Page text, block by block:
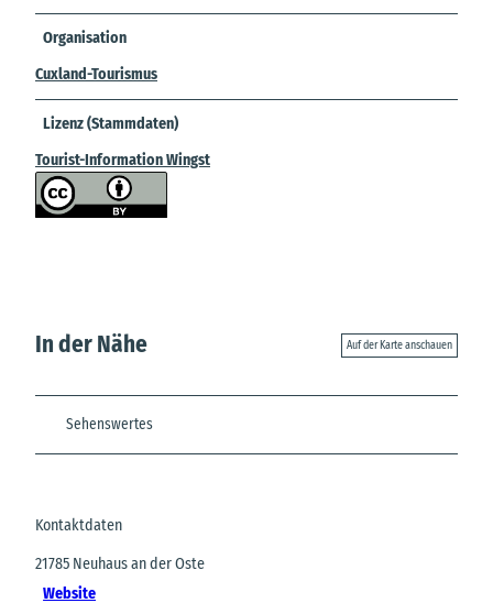
Organisation
Cuxland-Tourismus
Lizenz (Stammdaten)
Tourist-Information Wingst
In der Nähe Auf der Karte anschauen
Sehenswertes
Kontaktdaten
21785 Neuhaus an der Oste
Website